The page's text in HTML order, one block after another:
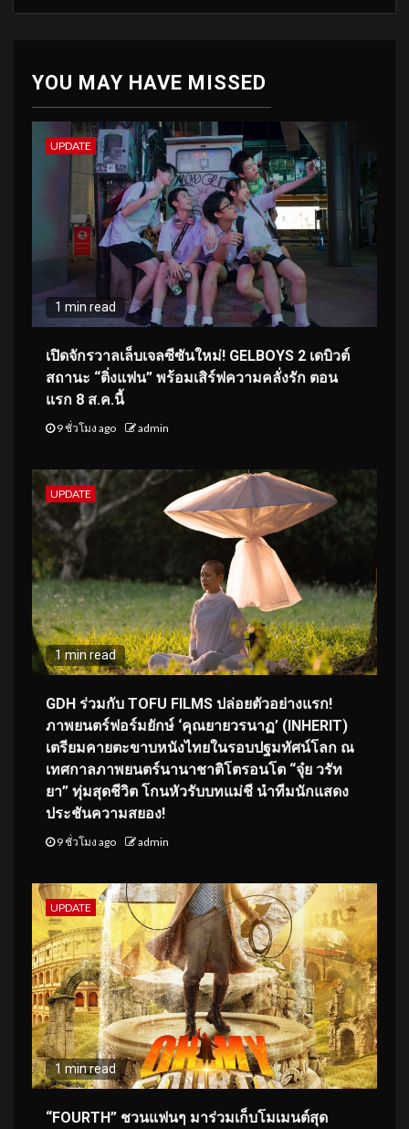
YOU MAY HAVE MISSED
UPDATE
1 min read
เปิดจักรวาลเล็บเจลซีซันใหม่! GELBOYS 2 เดบิวต์
สถานะ “ติ่งแฟน” พร้อมเสิร์ฟความคลั่งรัก ตอน
แรก 8 ส.ค.นี้
9 ชั่วโมง ago admin
UPDATE
1 min read
GDH ร่วมกับ TOFU FILMS ปล่อยตัวอย่างแรก!
ภาพยนตร์ฟอร์มยักษ์ ‘คุณยายวรนาฏ’ (INHERIT)
เตรียมคายตะขาบหนังไทยในรอบปฐมทัศน์โลก ณ
เทศกาลภาพยนตร์นานาชาติโตรอนโต “จุ๋ย วรัท
ยา” ทุ่มสุดชีวิต โกนหัวรับบทแม่ชี นำทีมนักแสดง
ประชันความสยอง!
9 ชั่วโมง ago admin
UPDATE
1 min read
“FOURTH” ชวนแฟนๆ มาร่วมเก็บโมเมนต์สุด